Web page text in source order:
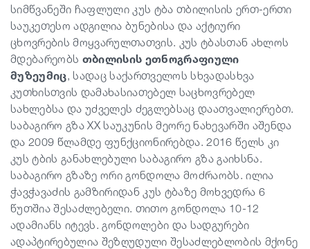
სიმწვანეში ჩაფლული კუს ტბა თბილისის ერთ-ერთი
საუკეთესო ადგილია ბუნებისა და აქტიური
ცხოვრების მოყვარულთათვის. კუს ტბასთან ახლოს
მდებარეობს თბილისის ეთნოგრაფიული
მუზეუმიც, სადაც საქართველოს სხვადასხვა
კუთხისთვის დამახასიათებელ საცხოვრებელ
სახლებსა და უძველეს ძეგლებსაც დაათვალიერებთ.
საბაგირო გზა XX საუკუნის მეორე ნახევარში აშენდა
და 2009 წლამდე ფუნქციონირებდა. 2016 წელს კი
კუს ტბის განახლებული საბაგირო გზა გაიხსნა.
საბაგირო გზაზე ორი გონდოლა მოძრაობს. ილია
ჭავჭავაძის გამზირიდან კუს ტბაზე მოხვედრა 6
წუთშია შესაძლებელი. თითო გონდოლა 10-12
ადამიანს იტევს. გონდოლები და სადგურები
ადაპტირებულია შეზღუდული შესაძლებლობის მქონე